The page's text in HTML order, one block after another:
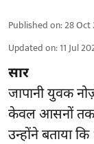
Published on:28 Oct
Updated on:11 Jul
सार
जापानी युवक
केवल आसनों तक
उन्होंने बताया